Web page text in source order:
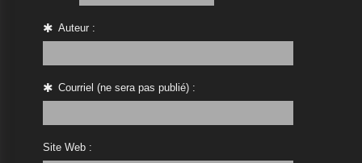
Auteur :
Courriel (ne sera pas publié) :
Site Web :